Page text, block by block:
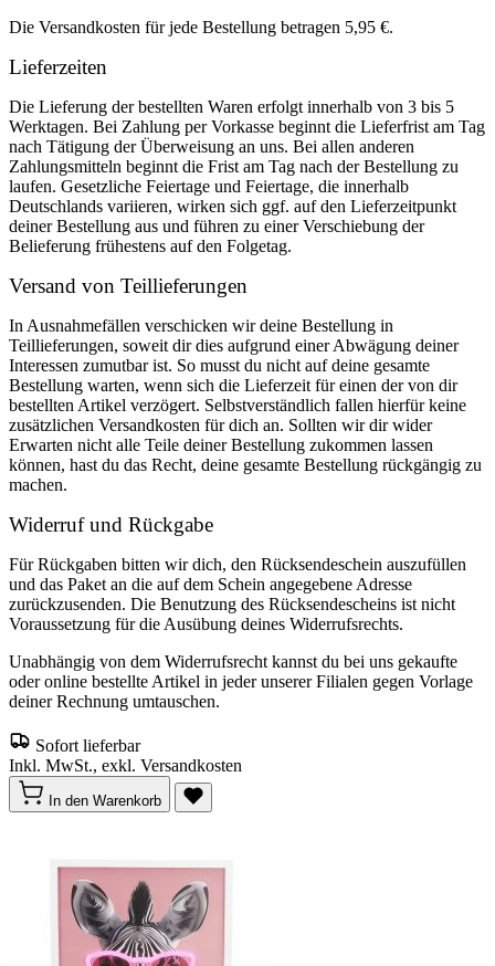
Die Versandkosten für jede Bestellung betragen 5,95 €.
Lieferzeiten
Die Lieferung der bestellten Waren erfolgt innerhalb von 3 bis 5
Werktagen. Bei Zahlung per Vorkasse beginnt die Lieferfrist am Tag
nach Tätigung der Überweisung an uns. Bei allen anderen
Zahlungsmitteln beginnt die Frist am Tag nach der Bestellung zu
laufen. Gesetzliche Feiertage und Feiertage, die innerhalb
Deutschlands variieren, wirken sich ggf. auf den Lieferzeitpunkt
deiner Bestellung aus und führen zu einer Verschiebung der
Belieferung frühestens auf den Folgetag.
Versand von Teillieferungen
In Ausnahmefällen verschicken wir deine Bestellung in
Teillieferungen, soweit dir dies aufgrund einer Abwägung deiner
Interessen zumutbar ist. So musst du nicht auf deine gesamte
Bestellung warten, wenn sich die Lieferzeit für einen der von dir
bestellten Artikel verzögert. Selbstverständlich fallen hierfür keine
zusätzlichen Versandkosten für dich an. Sollten wir dir wider
Erwarten nicht alle Teile deiner Bestellung zukommen lassen
können, hast du das Recht, deine gesamte Bestellung rückgängig zu
machen.
Widerruf und Rückgabe
Für Rückgaben bitten wir dich, den Rücksendeschein auszufüllen
und das Paket an die auf dem Schein angegebene Adresse
zurückzusenden. Die Benutzung des Rücksendescheins ist nicht
Voraussetzung für die Ausübung deines Widerrufsrechts.
Unabhängig von dem Widerrufsrecht kannst du bei uns gekaufte
oder online bestellte Artikel in jeder unserer Filialen gegen Vorlage
deiner Rechnung umtauschen.
Sofort lieferbar
Inkl. MwSt., exkl. Versandkosten
In den Warenkorb